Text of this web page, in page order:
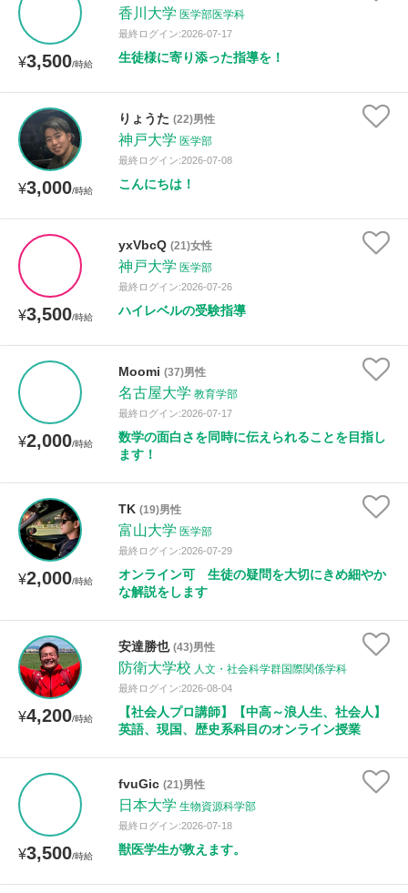
¥3,500/時給
香川大学 医学部医学科
最終ログイン:2026-07-17
生徒様に寄り添った指導を！
¥3,000/時給
りょうた (22)男性
神戸大学 医学部
最終ログイン:2026-07-08
こんにちは！
¥3,500/時給
yxVbcQ (21)女性
神戸大学 医学部
最終ログイン:2026-07-26
ハイレベルの受験指導
¥2,000/時給
Moomi (37)男性
名古屋大学 教育学部
最終ログイン:2026-07-17
数学の面白さを同時に伝えられることを目指し
ます！
¥2,000/時給
TK (19)男性
富山大学 医学部
最終ログイン:2026-07-29
オンライン可 生徒の疑問を大切にきめ細やか
な解説をします
¥4,200/時給
安達勝也 (43)男性
防衛大学校 人文・社会科学群国際関係学科
最終ログイン:2026-08-04
【社会人プロ講師】【中高～浪人生、社会人】
英語、現国、歴史系科目のオンライン授業
¥3,500/時給
fvuGic (21)男性
日本大学 生物資源科学部
最終ログイン:2026-07-18
獣医学生が教えます。